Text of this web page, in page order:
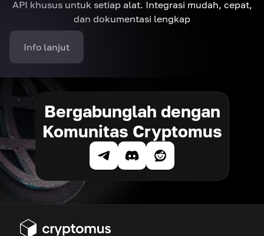
API khusus untuk setiap alat. Integrasi mudah, cepat,
dan dokumentasi lengkap
Info lanjut
Bergabunglah dengan
Komunitas Cryptomus